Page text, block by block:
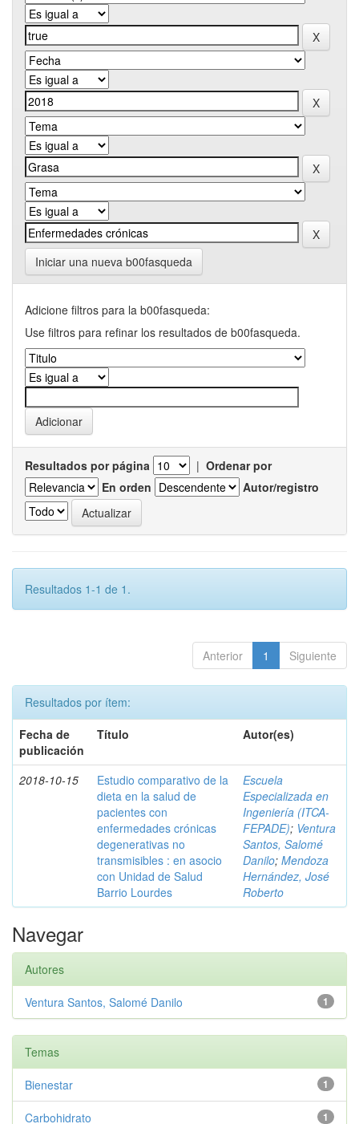
Iniciar una nueva b00fasqueda
Adicione filtros para la b00fasqueda:
Use filtros para refinar los resultados de b00fasqueda.
Resultados por página | Ordenar por
En orden
Autor/registro
Resultados 1-1 de 1.
Anterior 1 Siguiente
Resultados por ítem:
Fecha de
publicación
Título Autor(es)
2018-10-15
Estudio comparativo de la
dieta en la salud de
pacientes con
enfermedades crónicas
degenerativas no
transmisibles : en asocio
con Unidad de Salud
Barrio Lourdes
Escuela
Especializada en
Ingeniería (ITCA-
FEPADE); Ventura
Santos, Salomé
Danilo; Mendoza
Hernández, José
Roberto
Navegar
Autores
1
Ventura Santos, Salomé Danilo
Temas
1
Bienestar
1
Carbohidrato